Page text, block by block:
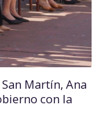
Martín, Ana
con la